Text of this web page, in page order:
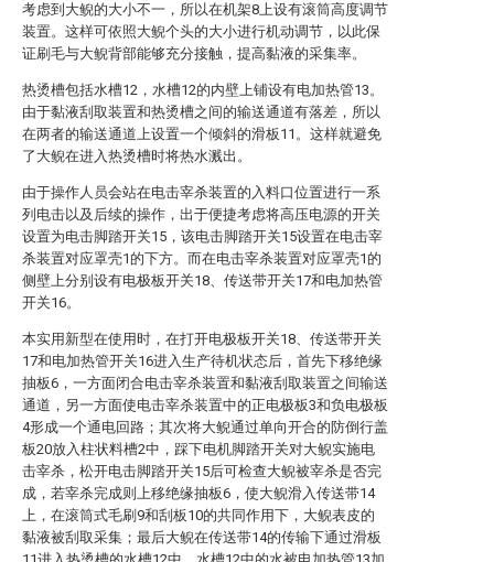
考虑到大鲵的大小不一，所以在机架8上设有滚筒高度调节
装置。这样可依照大鲵个头的大小进行机动调节，以此保
证刷毛与大鲵背部能够充分接触，提高黏液的采集率。
热烫槽包括水槽12，水槽12的内壁上铺设有电加热管13。
由于黏液刮取装置和热烫槽之间的输送通道有落差，所以
在两者的输送通道上设置一个倾斜的滑板11。这样就避免
了大鲵在进入热烫槽时将热水溅出。
由于操作人员会站在电击宰杀装置的入料口位置进行一系
列电击以及后续的操作，出于便捷考虑将高压电源的开关
设置为电击脚踏开关15，该电击脚踏开关15设置在电击宰
杀装置对应罩壳1的下方。而在电击宰杀装置对应罩壳1的
侧壁上分别设有电极板开关18、传送带开关17和电加热管
开关16。
本实用新型在使用时，在打开电极板开关18、传送带开关
17和电加热管开关16进入生产待机状态后，首先下移绝缘
抽板6，一方面闭合电击宰杀装置和黏液刮取装置之间输送
通道，另一方面使电击宰杀装置中的正电极板3和负电极板
4形成一个通电回路；其次将大鲵通过单向开合的防倒行盖
板20放入柱状料槽2中，踩下电机脚踏开关对大鲵实施电
击宰杀，松开电击脚踏开关15后可检查大鲵被宰杀是否完
成，若宰杀完成则上移绝缘抽板6，使大鲵滑入传送带14
上，在滚筒式毛刷9和刮板10的共同作用下，大鲵表皮的
黏液被刮取采集；最后大鲵在传送带14的传输下通过滑板